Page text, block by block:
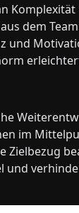
dem
und
im
Zielbezug
und